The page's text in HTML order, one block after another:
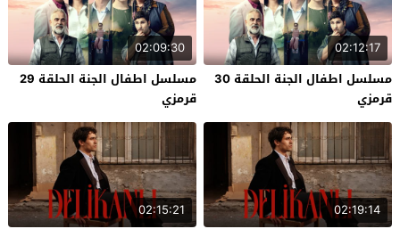
02:12:17
مسلسل اطفال الجنة الحلقة 30
قرمزي
02:09:30
مسلسل اطفال الجنة الحلقة 29
قرمزي
02:19:14
02:15:21